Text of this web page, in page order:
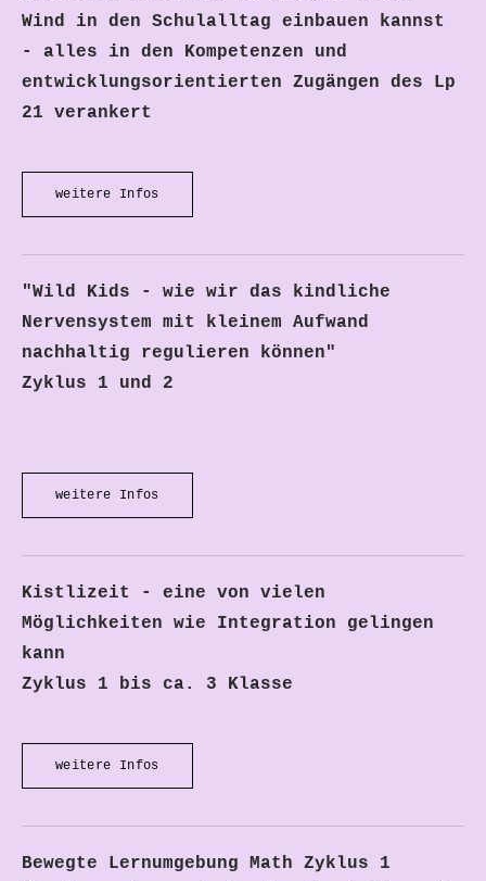
Wind in den Schulalltag einbauen kannst
- alles in den Kompetenzen und
entwicklungsorientierten Zugängen des Lp
21 verankert
weitere Infos
"Wild Kids - wie wir das kindliche
Nervensystem mit kleinem Aufwand
nachhaltig regulieren können"
​Zyklus 1 und 2
weitere Infos
Kistlizeit - eine von vielen
Möglichkeiten wie Integration gelingen
kann
​Zyklus 1 bis ca. 3 Klasse
weitere Infos
Bewegte Lernumgebung Math Zyklus 1